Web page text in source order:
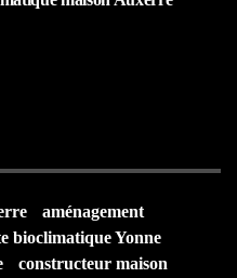
aménagement
bioclimatique Yonne
constructeur maison